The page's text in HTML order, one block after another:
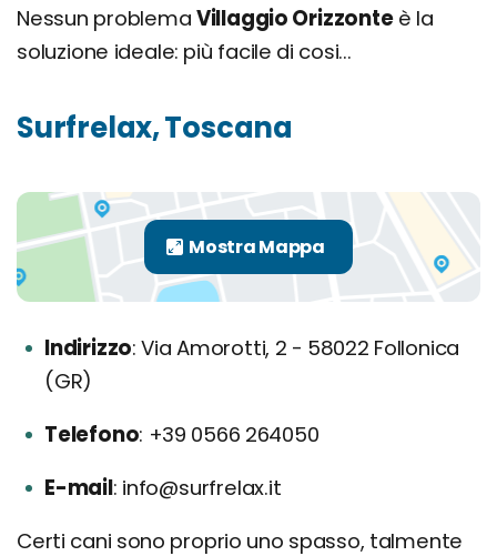
Nessun problema Villaggio Orizzonteè la
soluzione ideale: più facile di cosi...
Surfrelax, Toscana
Indirizzo Via Amorotti, 2 - 58022 Follonica
(GR)
Telefono +39 0566 264050
E-mail info@surfrelax.it
Certi cani sono proprio uno spasso, talmente